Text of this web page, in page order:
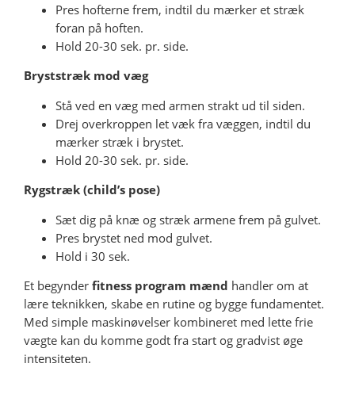
Pres hofterne frem, indtil du mærker et stræk
foran på hoften.
Hold 20-30 sek. pr. side.
Bryststræk mod væg
Stå ved en væg med armen strakt ud til siden.
Drej overkroppen let væk fra væggen, indtil du
mærker stræk i brystet.
Hold 20-30 sek. pr. side.
Rygstræk (child’s pose)
Sæt dig på knæ og stræk armene frem på gulvet.
Pres brystet ned mod gulvet.
Hold i 30 sek.
Et begynderfitness program mænd handler om at
lære teknikken, skabe en rutine og bygge fundamentet.
Med simple maskinøvelser kombineret med lette frie
vægte kan du komme godt fra start og gradvist øge
intensiteten.